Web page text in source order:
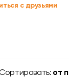
с друзьями
от